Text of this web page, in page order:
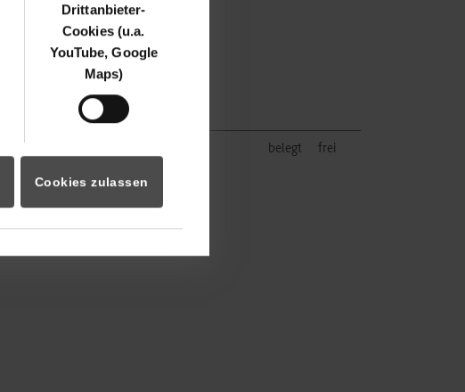
Drittanbieter-
Cookies (u.a.
YouTube, Google
Maps)
Cookies zulassen
belegt frei